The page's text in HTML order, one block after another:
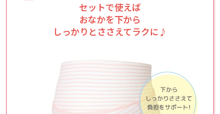
セットで使えば
おなかを下から
しっかりとささえてラクに♪